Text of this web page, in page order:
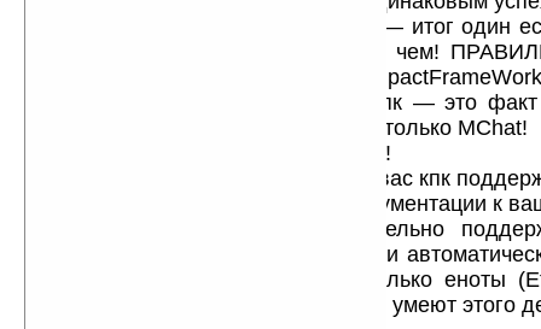
основной памти кпк и на флешке — итог один
это будет везде! и кпк тут не при чем!
кто-то что при этом
установлен в основную память кпк — это
действительно будет глючить и не только MChat!
6) прога прямо не навидит GPRS!!!!
она прямо «писает паром» если у вас кпк
не верьте тому что написано в документации к
например из всех кпк действительно
нормально умеют с ним работать и
между режимами EDGE/GPRS только еноты
титаны (HTC TyTN, HTC TyTN II) не умеют этого